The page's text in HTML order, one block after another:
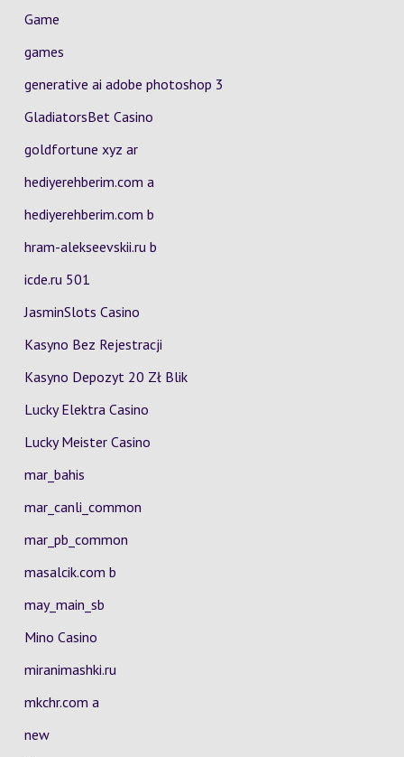
Game
games
generative ai adobe photoshop 3
GladiatorsBet Casino
goldfortune xyz ar
hediyerehberim.com a
hediyerehberim.com b
hram-alekseevskii.ru b
icde.ru 501
JasminSlots Casino
Kasyno Bez Rejestracji
Kasyno Depozyt 20 Zł Blik
Lucky Elektra Casino
Lucky Meister Casino
mar_bahis
mar_canli_common
mar_pb_common
masalcik.com b
may_main_sb
Mino Casino
miranimashki.ru
mkchr.com a
new